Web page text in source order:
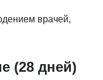
врачей,
(28 дней)